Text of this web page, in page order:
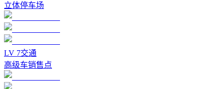
立体停车场
LV 7交通
高级车销售点